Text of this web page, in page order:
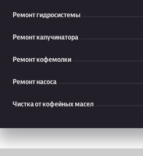
Ремонт гидросистемы
Ремонт капучинатора
Ремонт кофемолки
Ремонт насоса
Чистка от кофейных масел